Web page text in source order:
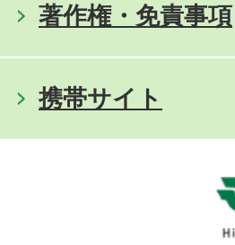
著作権・免責事項
携帯サイト